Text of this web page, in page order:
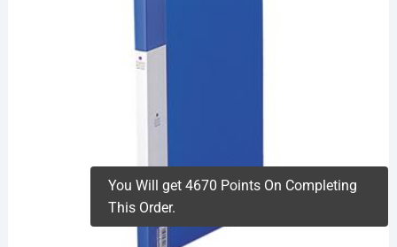
You Will get 4670 Points On Completing
This Order.